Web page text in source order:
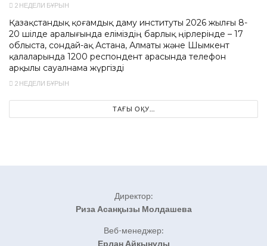
2 НЕДЕЛИ БҰРЫН
Қазақстандық қоғамдық даму институты 2026 жылғы 8-
20 шілде аралығында еліміздің барлық өңірлерінде – 17
облыста, сондай-ақ Астана, Алматы және Шымкент
қалаларында 1200 респондент арасында телефон
арқылы сауалнама жүргізді
2 НЕДЕЛИ БҰРЫН
ТАҒЫ ОҚУ...
Директор:
Риза Асанқызы Молдашева
Веб-менеджер:
Ерлан Айқынұлы